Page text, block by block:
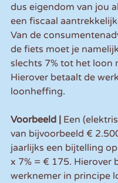
dus eigendom van jou
een fiscaal
Van de
de fiets moet je
slechts 7% tot het loon
Hierover betaalt de
loonheffing.
Voorbeeld | Een
van bijvoorbeeld €
jaarlijks een bijtelling
x 7% = € 175. Hierover
werknemer in principe